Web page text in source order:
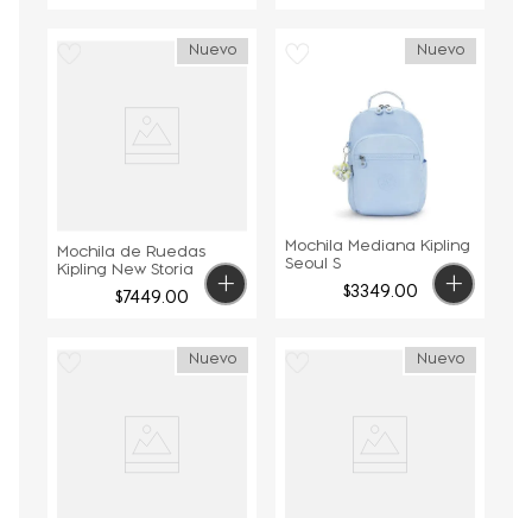
Nuevo
Mochila de Ruedas
Kipling New Storia
$7449.00
Nuevo
Mochila Mediana Kipling
Seoul S
$3349.00
Nuevo Nuevo